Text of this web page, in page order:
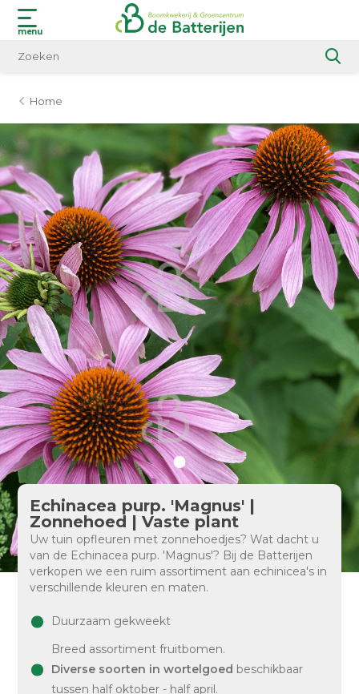
menu
Home
Echinacea purp. 'Magnus' |
Zonnehoed | Vaste plant
Uw tuin opfleuren met zonnehoedjes? Wat dacht u
van de Echinacea purp. 'Magnus'? Bij de Batterijen
verkopen we een ruim assortiment aan echinicea's in
verschillende kleuren en maten.
Duurzaam gekweekt
Breed assortiment fruitbomen.
Diverse soorten in wortelgoed beschikbaar
tussen half oktober - half april.